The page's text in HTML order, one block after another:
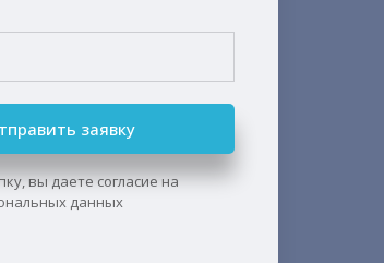
заявку
вы даете согласие на
данных